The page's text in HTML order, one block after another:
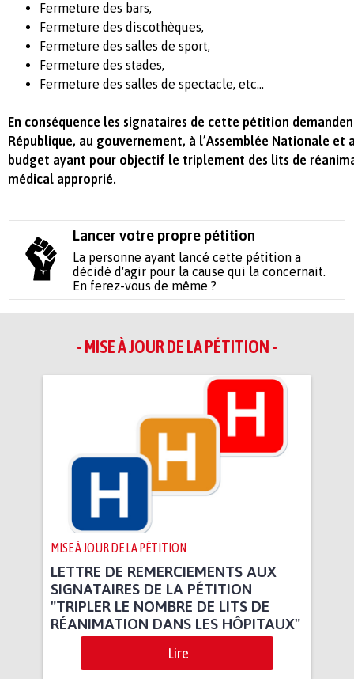
Fermeture des bars,
Fermeture des discothèques,
Fermeture des salles de sport,
Fermeture des stades,
Fermeture des salles de spectacle, etc…
En conséquence les signataires de cette pétition
République, au gouvernement, à l’Assemblée Nationale et
budget ayant pour objectif le triplement des lits de
médical approprié.
Lancer votre propre pétition
La personne ayant lancé cette pétition a
décidé d'agir pour la cause qui la concernait.
En ferez-vous de même ?
- MISE À JOUR DE LA PÉTITION -
MISE À JOUR DE LA PÉTITION
LETTRE DE REMERCIEMENTS AUX
SIGNATAIRES DE LA PÉTITION
"TRIPLER LE NOMBRE DE LITS DE
RÉANIMATION DANS LES HÔPITAUX"
Lire